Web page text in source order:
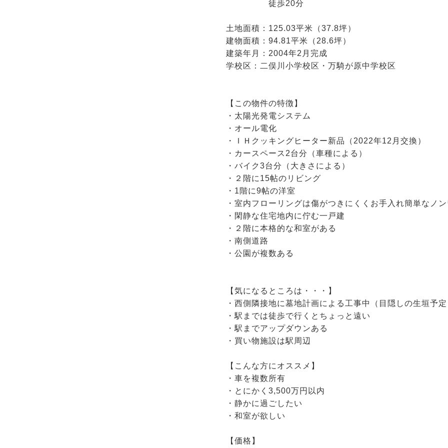
徒歩20分
土地面積：125.03平米（37.8坪）
建物面積：94.81平米（28.6坪）
建築年月：2004年2月完成
学校区：二俣川小学校区・万騎が原中学校区
【この物件の特徴】
・太陽光発電システム
・オール電化
・ＩＨクッキングヒーター新品（2022年12月交換）
・カースペース2台分（車種による）
・バイク3台分（大きさによる）
・２階に15帖のリビング
・1階に9帖の洋室
・室内フローリングは傷がつきにくくお手入れ簡単なノ
・閑静な住宅地内に佇む一戸建
・２階に本格的な和室がある
・南側道路
・公園が複数ある
【気になるところは・・・】
・西側隣接地に墓地計画による工事中（目隠しの生垣予定
・駅までは徒歩で行くとちょっと遠い
・駅までアップダウンある
・買い物施設は駅周辺
【こんな方にオススメ】
・車を複数所有
・とにかく3,500万円以内
・静かに過ごしたい
・和室が欲しい
【価格】